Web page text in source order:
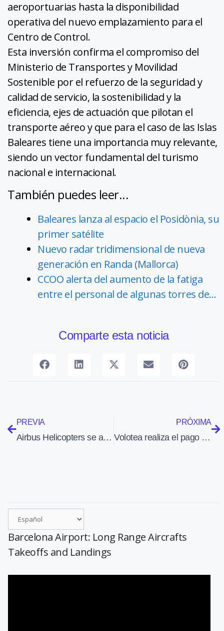
aeroportuarias hasta la disponibilidad
operativa del nuevo emplazamiento para el
Centro de Control.
Esta inversión confirma el compromiso del
Ministerio de Transportes y Movilidad
Sostenible por el refuerzo de la seguridad y
calidad de servicio, la sostenibilidad y la
eficiencia, ejes de actuación que pilotan el
transporte aéreo y que para el caso de las Islas
Baleares tiene una importancia muy relevante,
siendo un vector fundamental del turismo
nacional e internacional.
También puedes leer...
Baleares lanza al espacio el Posidònia, su
primer satélite
Nuevo radar tridimensional de nueva
generación en Randa (Mallorca)
CCOO alerta del aumento de la fatiga
entre el personal de algunas torres de…
Comparte esta noticia
PREVIA
Airbus Helicopters se alía con Tata Group para ensamblar el H125 en India
PRÓXIMA
Volotea realiza el pago de 15,3 millones de euros del préstamo que recibió del ICO
Barcelona Airport: Long Range Aircrafts
Takeoffs and Landings